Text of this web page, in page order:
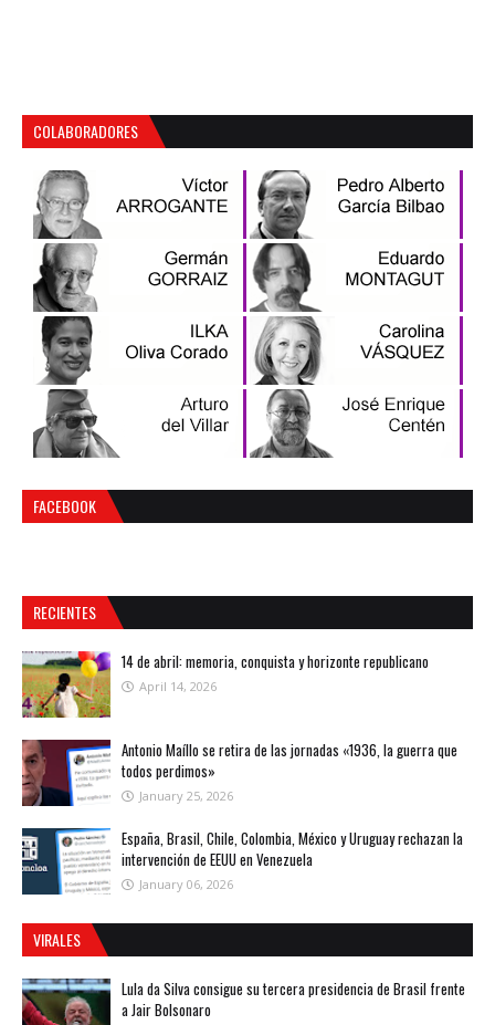
COLABORADORES
FACEBOOK
RECIENTES
14 de abril: memoria, conquista y horizonte republicano
April 14, 2026
Antonio Maíllo se retira de las jornadas «1936, la guerra que
todos perdimos»
January 25, 2026
España, Brasil, Chile, Colombia, México y Uruguay rechazan la
intervención de EEUU en Venezuela
January 06, 2026
VIRALES
Lula da Silva consigue su tercera presidencia de Brasil frente
a Jair Bolsonaro